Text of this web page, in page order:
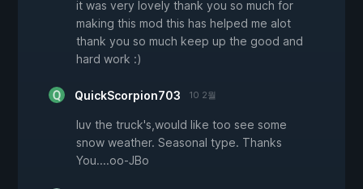
it was very lovely thank you so much for
making this mod this has helped me alot
thank you so much keep up the good and
hard work :)
QuickScorpion703 10 2월
luv the truck's,would like too see some
snow weather. Seasonal type. Thanks
You....oo-JBo